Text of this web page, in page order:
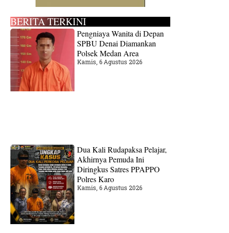
BERITA TERKINI
Pengniaya Wanita di Depan
SPBU Denai Diamankan
Polsek Medan Area
Kamis, 6 Agustus 2026
Dua Kali Rudapaksa Pelajar,
Akhirnya Pemuda Ini
Diringkus Satres PPAPPO
Polres Karo
Kamis, 6 Agustus 2026